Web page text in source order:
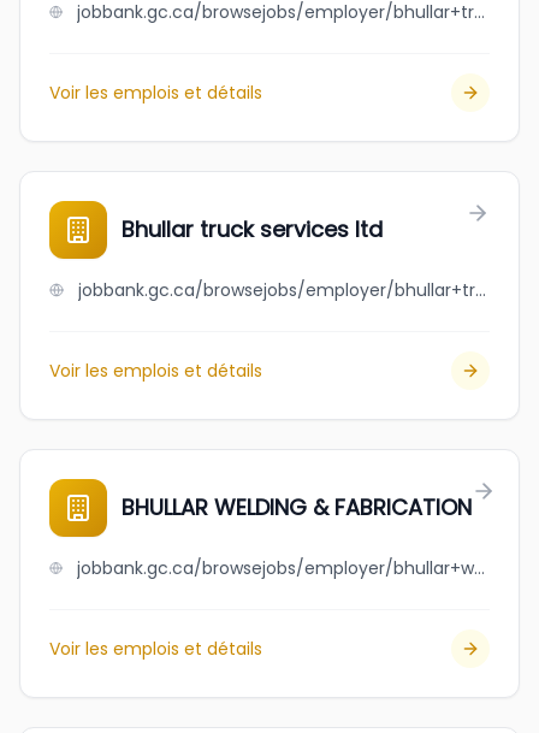
jobbank.gc.ca/browsejobs/employer/bhullar+transportation+group/ca
Voir les emplois et détails
Bhullar truck services ltd
jobbank.gc.ca/browsejobs/employer/bhullar+truck+services+ltd/ca
Voir les emplois et détails
BHULLAR WELDING & FABRICATION
jobbank.gc.ca/browsejobs/employer/bhullar+welding+%26+fabrication/ca
Voir les emplois et détails